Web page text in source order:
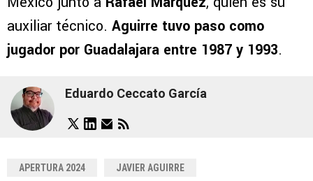
auxiliar técnico. Aguirre tuvo paso como
jugador por Guadalajara entre 1987 y 1993.
Eduardo Ceccato García
APERTURA 2024 JAVIER AGUIRRE